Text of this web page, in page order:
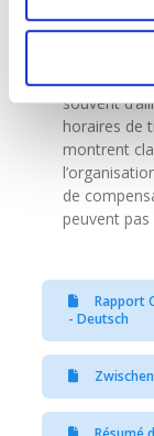
recours
souvent
horaires de
montrent
de
peuvent
Rapport
- Deutsch